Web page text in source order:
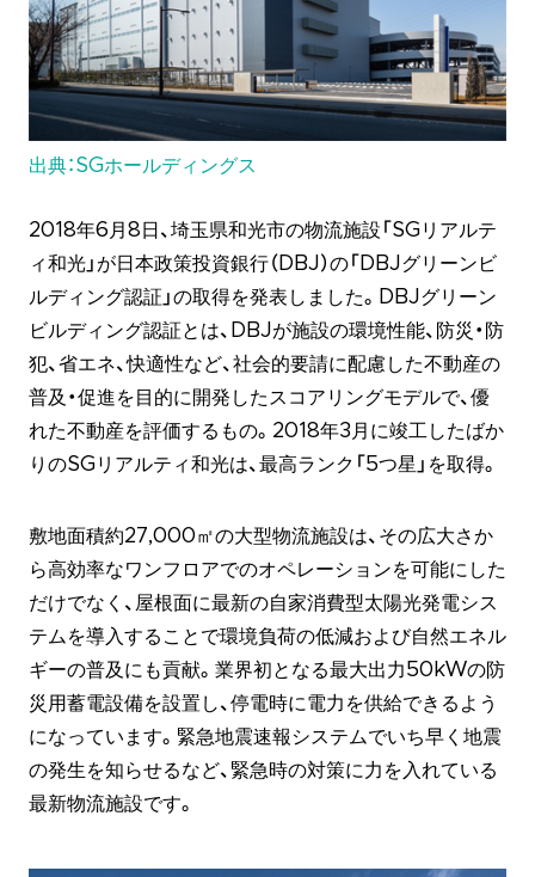
出典：SGホールディングス
2018年6月8日、埼玉県和光市の物流施設「SGリアルテ
ィ和光」が日本政策投資銀行（DBJ）の「DBJグリーンビ
ルディング認証」の取得を発表しました。DBJグリーン
ビルディング認証とは、DBJが施設の環境性能、防災・防
犯、省エネ、快適性など、社会的要請に配慮した不動産の
普及・促進を目的に開発したスコアリングモデルで、優
れた不動産を評価するもの。2018年3月に竣工したばか
りのSGリアルティ和光は、最高ランク「5つ星」を取得。
敷地面積約27,000㎡の大型物流施設は、その広大さか
ら高効率なワンフロアでのオペレーションを可能にした
だけでなく、屋根面に最新の自家消費型太陽光発電シス
テムを導入することで環境負荷の低減および自然エネル
ギーの普及にも貢献。業界初となる最大出力50kWの防
災用蓄電設備を設置し、停電時に電力を供給できるよう
になっています。緊急地震速報システムでいち早く地震
の発生を知らせるなど、緊急時の対策に力を入れている
最新物流施設です。